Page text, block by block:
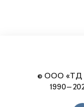
© ООО «ТД